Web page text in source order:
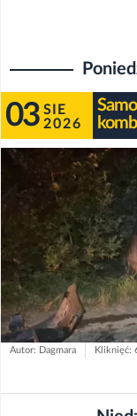
03 SIE
2026
Autor: Dagmara Kliknięć: